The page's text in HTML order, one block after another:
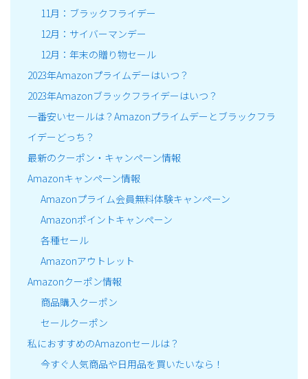
11月：ブラックフライデー
12月：サイバーマンデー
12月：年末の贈り物セール
2023年Amazonプライムデーはいつ？
2023年Amazonブラックフライデーはいつ？
一番安いセールは？Amazonプライムデーとブラックフラ
イデーどっち？
最新のクーポン・キャンペーン情報
Amazonキャンペーン情報
Amazonプライム会員無料体験キャンペーン
Amazonポイントキャンペーン
各種セール
Amazonアウトレット
Amazonクーポン情報
商品購入クーポン
セールクーポン
私におすすめのAmazonセールは？
今すぐ人気商品や日用品を買いたいなら！